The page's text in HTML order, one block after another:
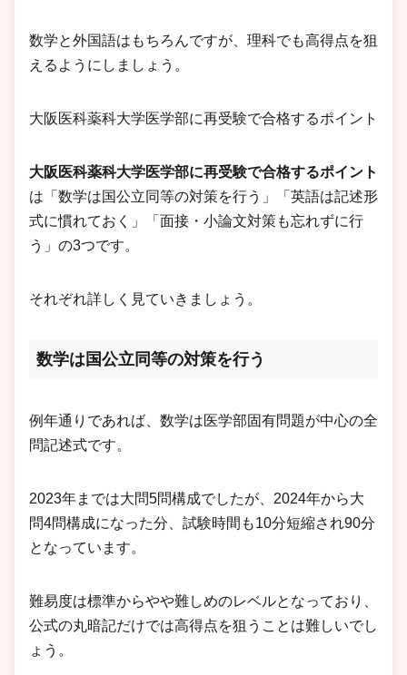
数学と外国語はもちろんですが、理科でも高得点を狙
えるようにしましょう。
大阪医科薬科大学医学部に再受験で合格するポイント
大阪医科薬科大学医学部に再受験で合格するポイント
は「数学は国公立同等の対策を行う」「英語は記述形
式に慣れておく」「面接・小論文対策も忘れずに行
う」の3つです。
それぞれ詳しく見ていきましょう。
数学は国公立同等の対策を行う
例年通りであれば、数学は医学部固有問題が中心の全
問記述式です。
2023年までは大問5問構成でしたが、2024年から大
問4問構成になった分、試験時間も10分短縮され90分
となっています。
難易度は標準からやや難しめのレベルとなっており、
公式の丸暗記だけでは高得点を狙うことは難しいでし
ょう。